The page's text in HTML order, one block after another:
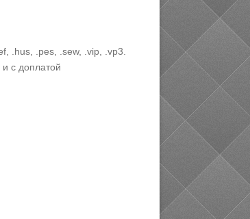
.hus, .pes, .sew, .vip, .vp3.
с доплатой